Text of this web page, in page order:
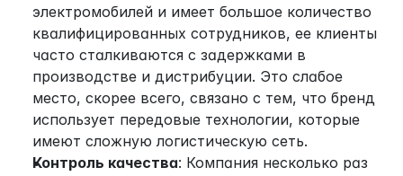
электромобилей и имеет большое количество
квалифицированных сотрудников, ее клиенты
часто сталкиваются с задержками в
производстве и дистрибуции. Это слабое
место, скорее всего, связано с тем, что бренд
использует передовые технологии, которые
имеют сложную логистическую сеть.
Контроль качества: Компания несколько раз